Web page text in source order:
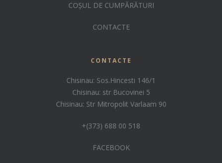
COȘUL DE CUMPĂRĂTURI
CONTACTE
CONTACTE
Chisinau: Sos.Hincesti 146/1
Chisinau: str Bucovinei 5
Chisinau: Str Mitropolit Varlaam 90
+(373) 688 00 518
FACEBOOK